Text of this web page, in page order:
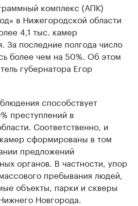
комплекс (АПК)
в Нижегородской области
4,1 тыс. камер
За последние полгода число
более чем на 50%. Об этом
губернатора Егор
способствует
преступлений в
Соответственно, и
сформированы в том
предложений
органов. В частности, упор
пребывания людей,
объекты, парки и скверы
Новгорода.